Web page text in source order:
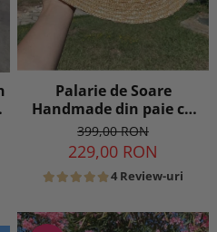
Palarie de Soare
Handmade din paie cu
Bor Lat si bentita
colorata detasabila
399,00 RON
229,00 RON
4 Review-uri